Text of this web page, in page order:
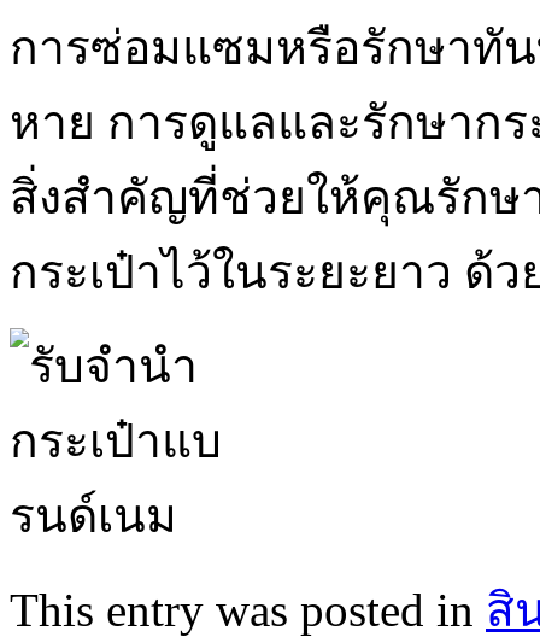
การซ่อมแซมหรือรักษาทั
หาย การดูแลและรักษาก
สิ่งสำคัญที่ช่วยให้คุณรักษ
กระเป๋าไว้ในระยะยาว ด้
This entry was posted in สิ